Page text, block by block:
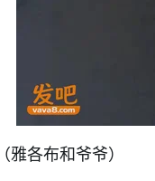
（雅各布和爷爷）